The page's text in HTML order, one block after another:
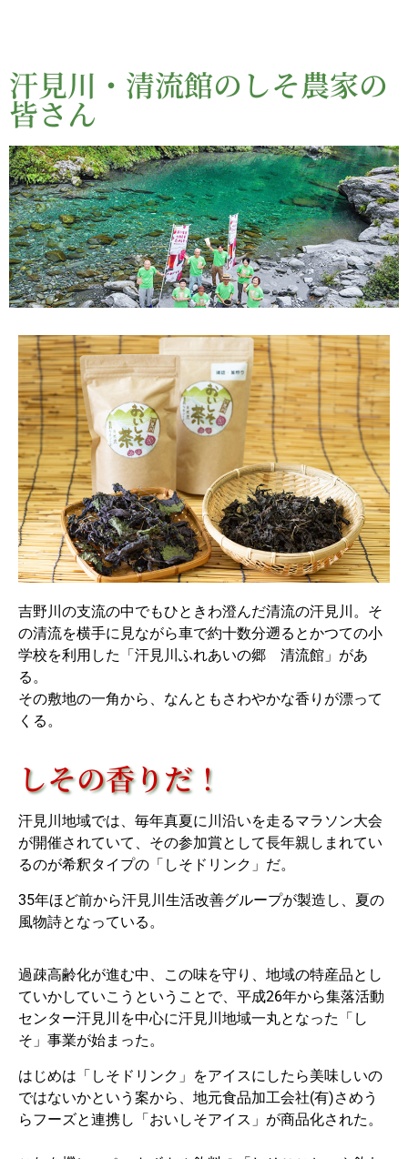
汗見川・清流館のしそ農家の
皆さん
吉野川の支流の中でもひときわ澄んだ清流の汗見川。そ
の清流を横手に見ながら車で約十数分遡るとかつての小
学校を利用した「汗見川ふれあいの郷 清流館」があ
る。
その敷地の一角から、なんともさわやかな香りが漂って
くる。
しその香りだ！
汗見川地域では、毎年真夏に川沿いを走るマラソン大会
が開催されていて、その参加賞として長年親しまれてい
るのが希釈タイプの「しそドリンク」だ。
35年ほど前から汗見川生活改善グループが製造し、夏の
風物詩となっている。
過疎高齢化が進む中、この味を守り、地域の特産品とし
ていかしていこうということで、平成26年から集落活動
センター汗見川を中心に汗見川地域一丸となった「し
そ」事業が始まった。
はじめは「しそドリンク」をアイスにしたら美味しいの
ではないかという案から、地元食品加工会社(有)さめう
らフーズと連携し「おいしそアイス」が商品化された。